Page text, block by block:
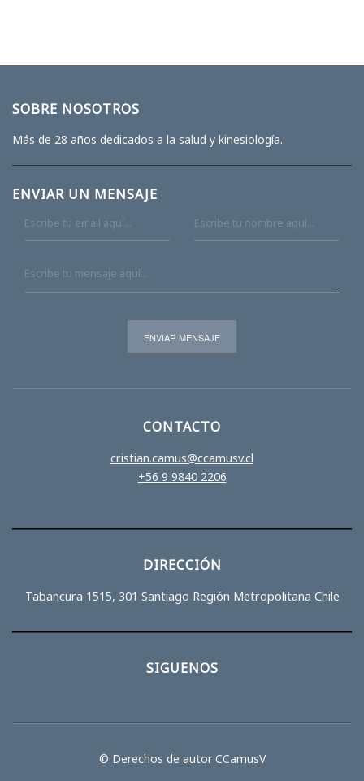
SOBRE NOSOTROS
Más de 28 años dedicados a la salud y kinesiología.
ENVIAR UN MENSAJE
CONTACTO
cristian.camus@ccamusv.cl
+56 9 9840 2206
DIRECCIÓN
Tabancura 1515, 301 Santiago Región Metropolitana Chile
SIGUENOS
© Derechos de autor CCamusV